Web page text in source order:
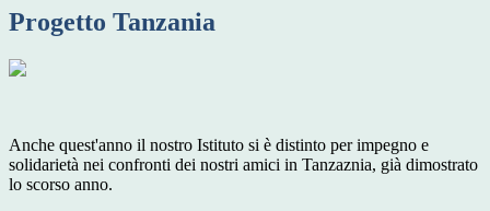
Progetto Tanzania
Anche quest'anno il nostro Istituto si è distinto per impegno e
solidarietà nei confronti dei nostri amici in Tanzaznia, già dimostrato
lo scorso anno.